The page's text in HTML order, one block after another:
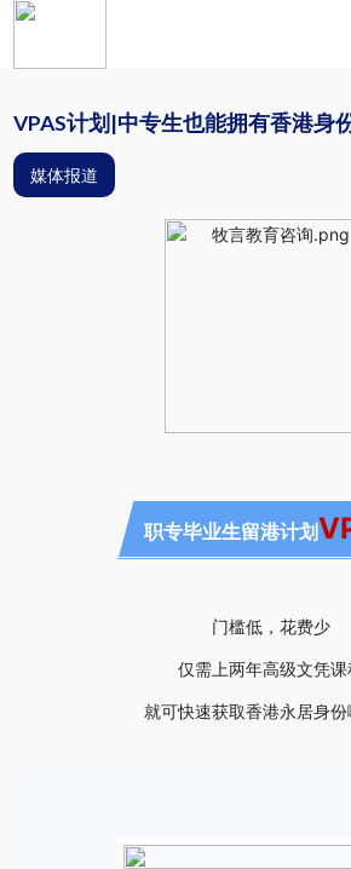
VPAS计划|中专生也能拥有香港身
媒体报道
职专毕业生留港计划
门槛低，花费少
仅需上两年高级文凭课
就可快速获取香港永居身份